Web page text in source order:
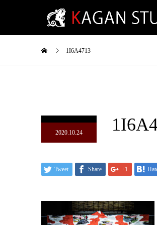
1I6A4713
2020.10.24
Tweet Share +1